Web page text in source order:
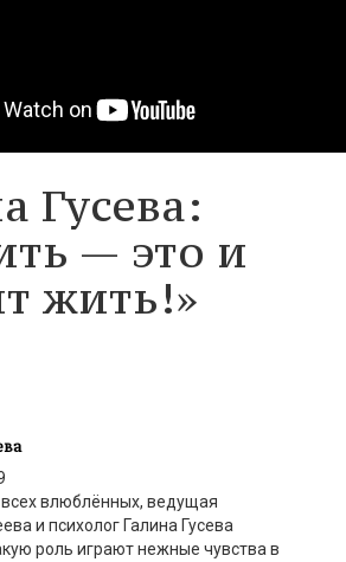
Гусева:
— это и
жить!»
влюблённых, ведущая
и психолог Галина Гусева
роль играютнежные чувства в